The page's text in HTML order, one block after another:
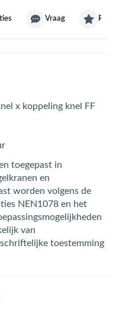
Vraag
x koppeling knel FF
toegepast in
en
worden volgens de
NEN1078 en het
van
toestemming